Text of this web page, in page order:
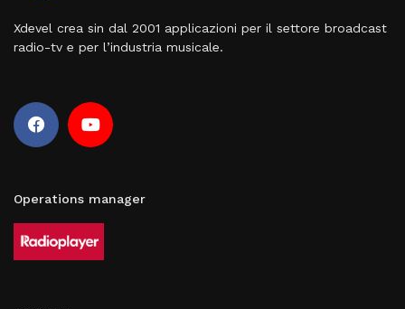
Xdevel crea sin dal 2001 applicazioni per il settore broadcast
radio-tv e per l’industria musicale.
Operations manager